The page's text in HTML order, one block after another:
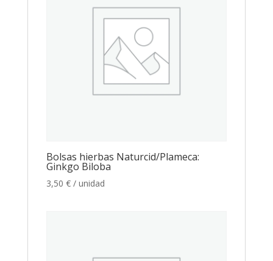
Bolsas hierbas Naturcid/Plameca:
Ginkgo Biloba
3,50 € / unidad